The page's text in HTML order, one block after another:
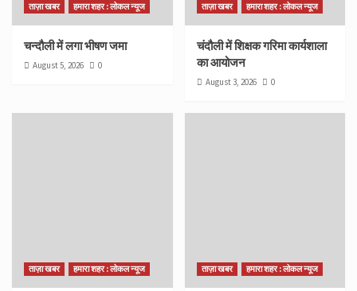
ताज़ा खबर हमारा शहर : लोकल न्यूज
चन्दौली में लगा भीषण जमा
August 5, 2026 0
ताज़ा खबर हमारा शहर : लोकल न्यूज
चंदौली में शिक्षक गरिमा कार्यशाला
का आयोजन
August 3, 2026 0
ताज़ा खबर हमारा शहर : लोकल न्यूज ताज़ा खबर हमारा शहर : लोकल न्यूज